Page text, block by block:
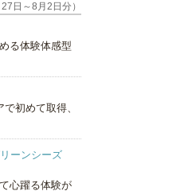
日～8月2日分）
る体験体感型
初めて取得、
ーンシーズ
心躍る体験が